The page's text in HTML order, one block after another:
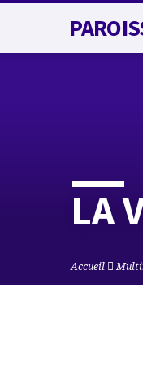
LA
Accueil